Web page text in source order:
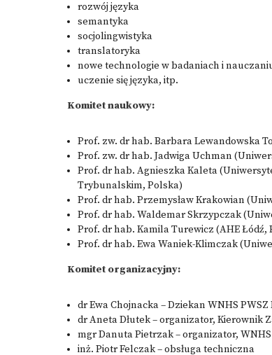
rozwój języka
semantyka
socjolingwistyka
translatoryka
nowe technologie w badaniach i
uczenie się języka, itp.
Komitet naukowy:
Prof. zw. dr hab. Barbara Lewandowska
Prof. zw. dr hab. Jadwiga Uchman
Prof. dr hab. Agnieszka Kaleta
Trybunalskim, Polska)
Prof. dr hab. Przemysław Krakowian
Prof. dr hab. Waldemar Skrzypczak
Prof. dr hab. Kamila Turewicz (AHE Łódź,
Prof. dr hab. Ewa Waniek-Klimczak
Komitet organizacyjny:
dr Ewa Chojnacka – Dziekan WNHS PWSZ
dr Aneta Dłutek – organizator, Kierownik
mgr Danuta Pietrzak – organizator, WNHS
inż. Piotr Felczak – obsługa techniczna